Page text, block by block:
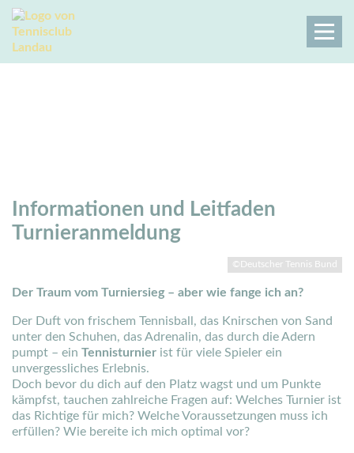
Informationen und Leitfaden
Turnieranmeldung
©Deutscher Tennis Bund
Der Traum vom Turniersieg – aber wie fange ich an?
Der Duft von frischem Tennisball, das Knirschen von Sand
unter den Schuhen, das Adrenalin, das durch die Adern
pumpt – ein Tennisturnier ist für viele Spieler ein
unvergessliches Erlebnis.
Doch bevor du dich auf den Platz wagst und um Punkte
kämpfst, tauchen zahlreiche Fragen auf: Welches Turnier ist
das Richtige für mich? Welche Voraussetzungen muss ich
erfüllen? Wie bereite ich mich optimal vor?